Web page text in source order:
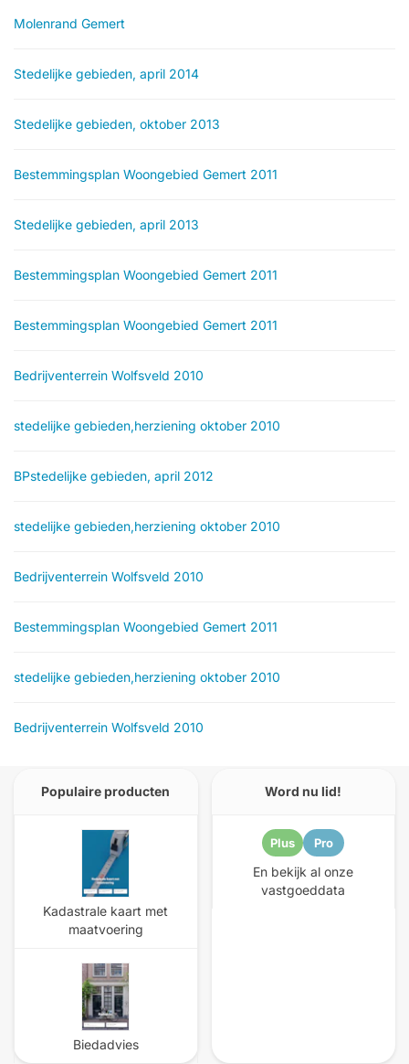
Molenrand Gemert
Stedelijke gebieden, april 2014
Stedelijke gebieden, oktober 2013
Bestemmingsplan Woongebied Gemert 2011
Stedelijke gebieden, april 2013
Bestemmingsplan Woongebied Gemert 2011
Bestemmingsplan Woongebied Gemert 2011
Bedrijventerrein Wolfsveld 2010
stedelijke gebieden,herziening oktober 2010
BPstedelijke gebieden, april 2012
stedelijke gebieden,herziening oktober 2010
Bedrijventerrein Wolfsveld 2010
Bestemmingsplan Woongebied Gemert 2011
stedelijke gebieden,herziening oktober 2010
Bedrijventerrein Wolfsveld 2010
Populaire producten
Kadastrale kaart met
maatvoering
Biedadvies
Word nu lid!
Plus Pro
En bekijk al onze
vastgoeddata